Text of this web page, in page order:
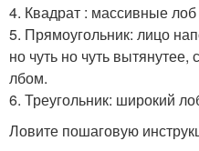
4. Квадрат : массивные
5. Прямоугольник: лицо
но чуть но чуть
лбом.
6. Треугольник: широкий
Ловите пошаговую